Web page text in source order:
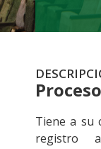
Proceso
Tiene a su
registro